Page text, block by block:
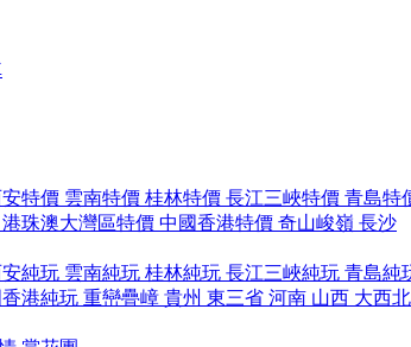
特價 雲南特價 桂林特價 長江三峽特價 青島特
港珠澳大灣區特價 中國香港特價 奇山峻嶺 長沙
純玩 雲南純玩 桂林純玩 長江三峽純玩 青島純
港純玩 重巒疊嶂 貴州 東三省 河南 山西 大西